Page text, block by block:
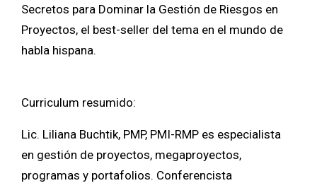
Secretos para Dominar la Gestión de Riesgos en
Proyectos, el best-seller del tema en el mundo de
habla hispana.
Curriculum resumido:
Lic. Liliana Buchtik, PMP, PMI-RMP es especialista
en gestión de proyectos, megaproyectos,
programas y portafolios. Conferencista